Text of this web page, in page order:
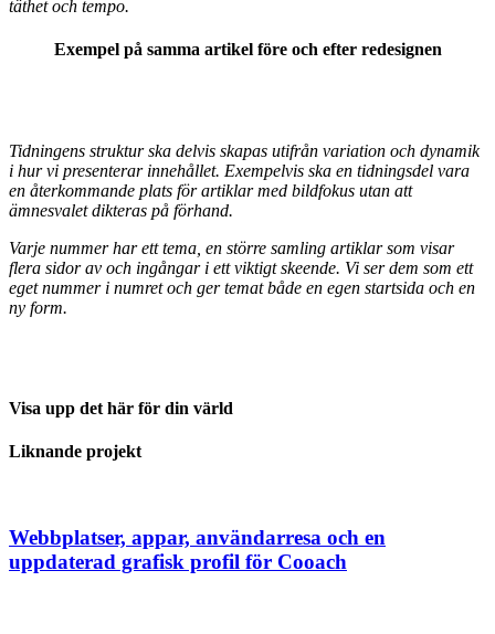
täthet och tempo.
Exempel på samma artikel före och efter redesignen
Tidningens struktur ska delvis skapas utifrån variation och dynamik
i hur vi presenterar innehållet. Exempelvis ska en tidningsdel vara
en återkommande plats för artiklar med bildfokus utan att
ämnesvalet dikteras på förhand.
Varje nummer har ett tema, en större samling artiklar som visar
flera sidor av och ingångar i ett viktigt skeende. Vi ser dem som ett
eget nummer i numret och ger temat både en egen startsida och en
ny form.
Visa upp det här för din värld
Liknande projekt
Webbplatser, appar, användarresa och en
uppdaterad grafisk profil för Cooach